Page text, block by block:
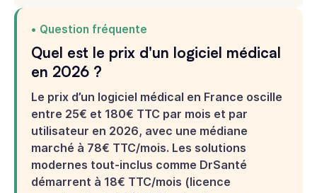
Question fréquente
Quel est le prix d'un logiciel médical
en 2026 ?
Le prix d’un logiciel médical en France oscille
entre 25€ et 180€ TTC par mois et par
utilisateur en 2026, avec une médiane
marché à 78€ TTC/mois. Les solutions
modernes tout-inclus comme DrSanté
démarrent à 18€ TTC/mois (licence